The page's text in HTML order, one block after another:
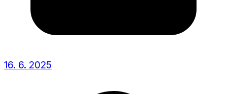
16. 6. 2025